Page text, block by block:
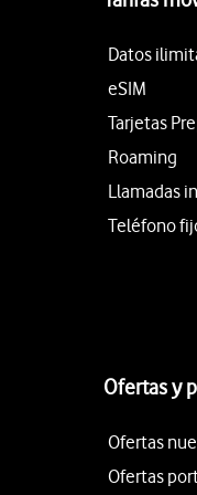
Datos
eSIM
Tarjetas
Roaming
Llamadas
Teléfono
Ofertas y
Ofertas
Ofertas